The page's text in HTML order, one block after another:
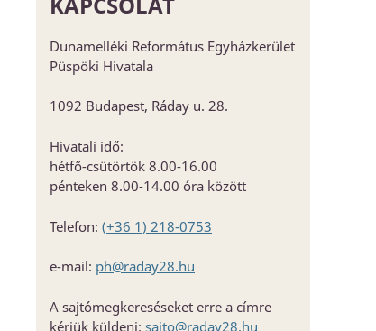
Közbeszerzés
Kiss Géza emlékház és közösségi
Dunamelléki Református Egyházkerület
Püspöki Hivatala
1092 Budapest, Ráday u. 28.
Hivatali idő:
hétfő-csütörtök 8.00-16.00
pénteken 8.00-14.00 óra között
Telefon: (+36 1) 218-0753
e-mail: ph@raday28.hu
A sajtómegkereséseket erre a címre
kérjük küldeni: sajto@raday28.hu